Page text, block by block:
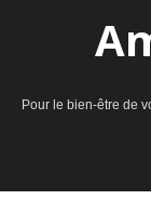
Pour le bien-être de